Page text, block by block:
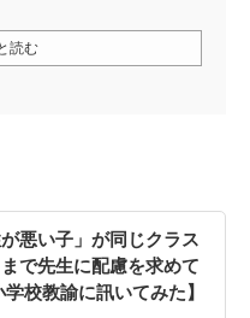
読む
悪い子」が同じクラス
で先生に配慮を求めて
校教諭に訊いてみた】